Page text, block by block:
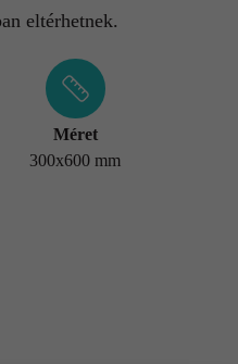
eltérhetnek.
Méret
300x600 mm